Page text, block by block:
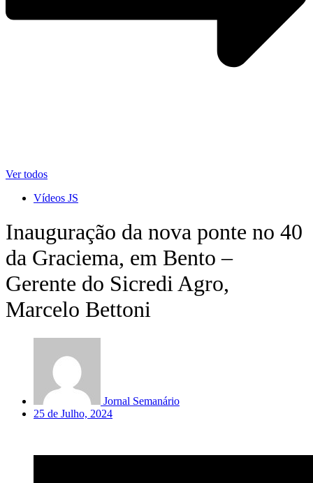
Ver todos
Vídeos JS
Inauguração da nova ponte no 40
da Graciema, em Bento –
Gerente do Sicredi Agro,
Marcelo Bettoni
Jornal Semanário
25 de Julho, 2024